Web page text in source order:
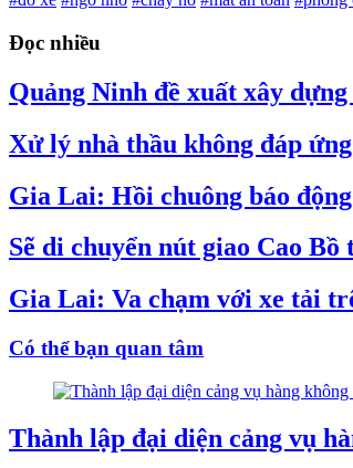
Đọc nhiều
Quảng Ninh đề xuất xây
Xử lý nhà thầu không đáp
Gia Lai: Hồi chuông báo
Sẽ di chuyển nút giao Cao
Gia Lai: Va chạm với xe tải
Có thể bạn quan tâm
Thành lập đại diện cảng vụ